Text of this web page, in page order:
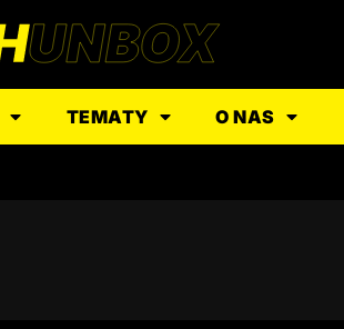
TEMATY O NAS